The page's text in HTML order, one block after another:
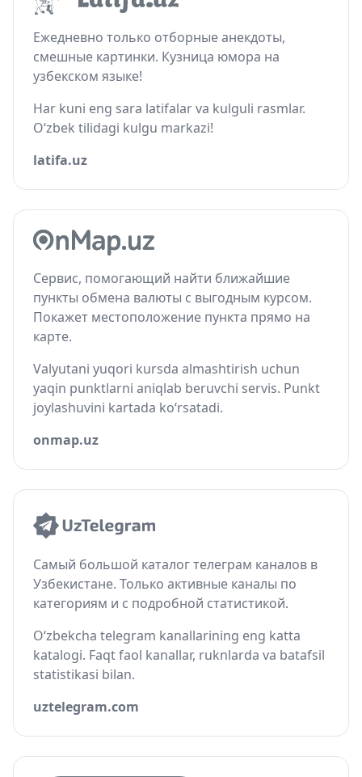
Ежедневно только отборные анекдоты,
смешные картинки. Кузница юмора на
узбекском языке!
Har kuni eng sara latifalar va kulguli rasmlar.
O‘zbek tilidagi kulgu markazi!
latifa.uz
Сервис, помогающий найти ближайшие
пункты обмена валюты с выгодным курсом.
Покажет местоположение пункта прямо на
карте.
Valyutani yuqori kursda almashtirish uchun
yaqin punktlarni aniqlab beruvchi servis. Punkt
joylashuvini kartada ko‘rsatadi.
onmap.uz
Самый большой каталог телеграм каналов в
Узбекистане. Только активные каналы по
категориям и с подробной статистикой.
O‘zbekcha telegram kanallarining eng katta
katalogi. Faqt faol kanallar, ruknlarda va batafsil
statistikasi bilan.
uztelegram.com